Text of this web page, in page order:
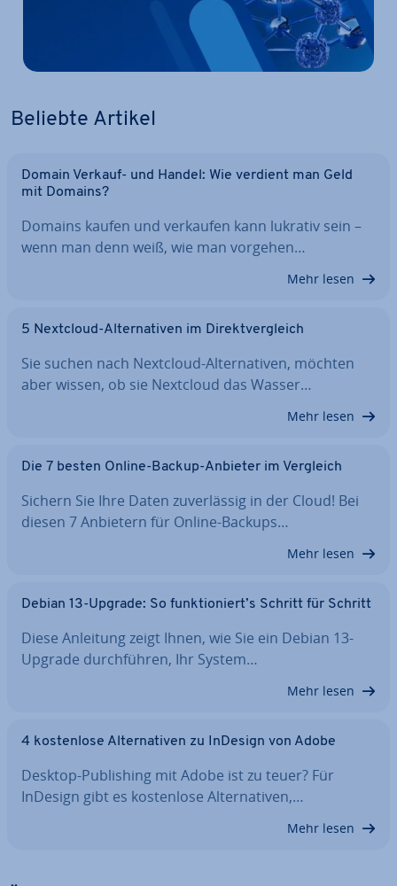
Beliebte Artikel
Domain Verkauf- und Handel: Wie verdient man Geld
mit Domains?
Domains kaufen und verkaufen kann lukrativ sein –
wenn man denn weiß, wie man vorgehen…
Mehr lesen
5 Nextcloud-Al­ter­na­ti­ven im Di­rekt­ver­gleich
Sie suchen nach Nextcloud-Al­ter­na­ti­ven, möchten
aber wissen, ob sie Nextcloud das Wasser…
Mehr lesen
Die 7 besten Online-Backup-Anbieter im Vergleich
Sichern Sie Ihre Daten zu­ver­läs­sig in der Cloud! Bei
diesen 7 Anbietern für Online-Backups…
Mehr lesen
Debian 13-Upgrade: So funk­tio­niert’s Schritt für Schritt
Diese Anleitung zeigt Ihnen, wie Sie ein Debian 13-
Upgrade durch­füh­ren, Ihr System…
Mehr lesen
4 kos­ten­lo­se Al­ter­na­ti­ven zu InDesign von Adobe
Desktop-Pu­bli­shing mit Adobe ist zu teuer? Für
InDesign gibt es kos­ten­lo­se Al­ter­na­ti­ven,…
Mehr lesen